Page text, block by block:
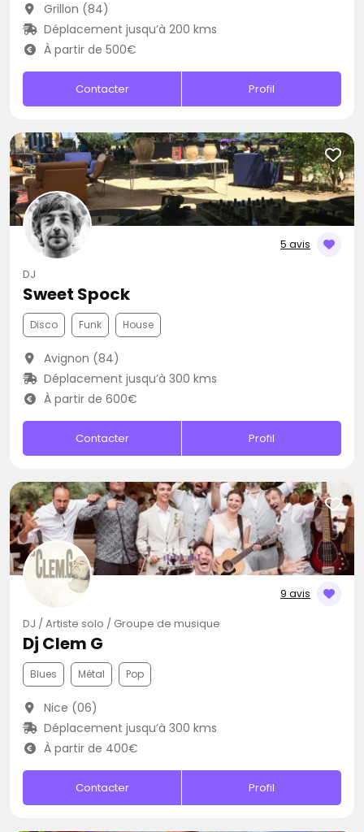
Grillon (84)
Déplacement jusqu’à 200 kms
À partir de 500€
Contacter Profil
5 avis
DJ
Sweet Spock
Disco Funk House
Avignon (84)
Déplacement jusqu’à 300 kms
À partir de 600€
Contacter Profil
9 avis
DJ / Artiste solo / Groupe de musique
Dj Clem G
Blues Métal Pop
Nice (06)
Déplacement jusqu’à 300 kms
À partir de 400€
Contacter Profil